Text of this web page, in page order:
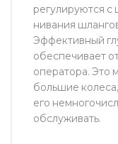
регулируют­ся
нивания
Эффективный
обеспе­чивает
оператора. Это
большие
его
обслуживать.